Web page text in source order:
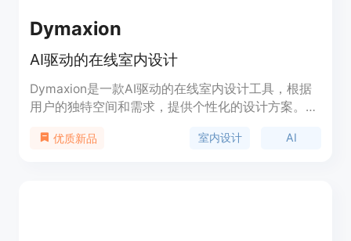
Dymaxion
AI驱动的在线室内设计
Dymaxion是一款AI驱动的在线室内设计工具，根据
用户的独特空间和需求，提供个性化的设计方案。通
个家具选择的渲染效果、预算以及理由。用户可以通
优质新品 室内设计 AI